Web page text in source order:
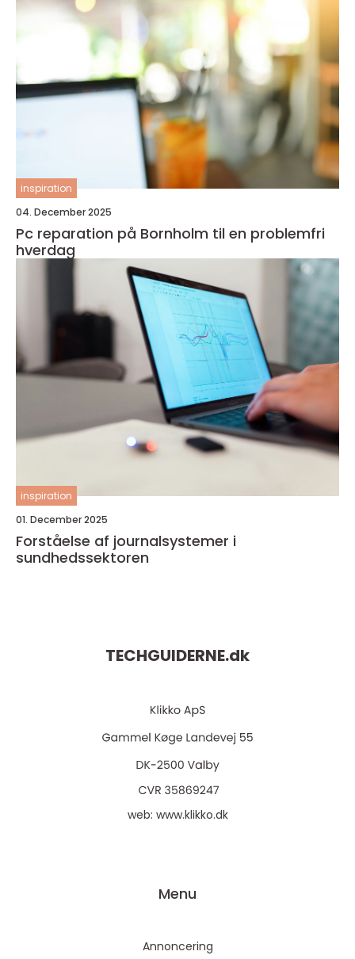
inspiration
04. December 2025
Pc reparation på Bornholm til en problemfri
hverdag
inspiration
01. December 2025
Forståelse af journalsystemer i
sundhedssektoren
TECHGUIDERNE.dk
web: www.klikko.dk
Menu
Annoncering